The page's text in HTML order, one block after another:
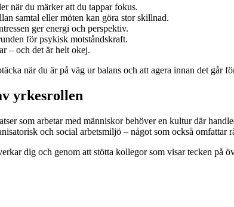
när du märker att du tappar fokus.
samtal eller möten kan göra stor skillnad.
ger energi och perspektiv.
för psykisk motståndskraft.
– och det är helt okej.
när du är på väg ur balans och att agera innan det går
yrkesrollen
som arbetar med människor behöver en kultur där
och social arbetsmiljö – något som också omfattar
dig och genom att stötta kollegor som visar tecken på